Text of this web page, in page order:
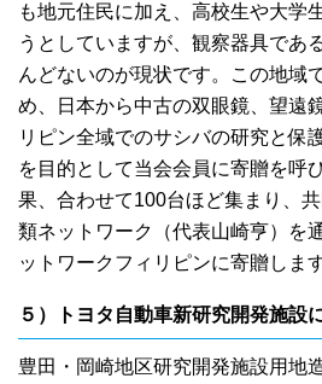
も地元住民に加え、高校生や大学
うとしていますが、観察器具であ
んどないのが現状です。この地域
め、日本から中古の双眼鏡、望遠
リピン全域でのサシバの研究と保
を目的として当会会員に寄贈を呼
果、合わせて100台ほど集まり、
類ネットワーク（代表山崎亨）を
ットワークフィリピンに寄贈します
５）トヨタ自動車新研究開発施設
豊田・岡崎地区研究開発施設用地